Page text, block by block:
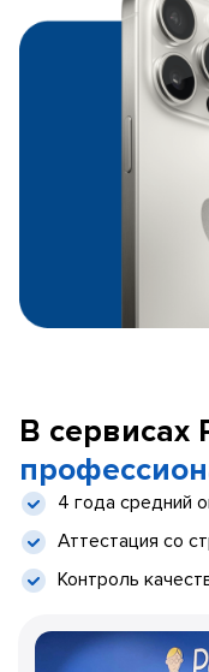
В сервисах
4 года средний
Аттестация со
Контроль